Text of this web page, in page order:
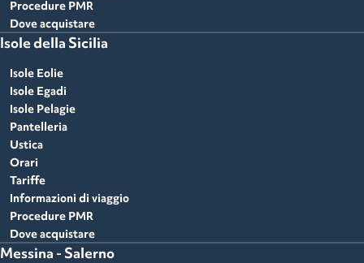
Procedure PMR
Dove acquistare
Isole della Sicilia
Isole Eolie
Isole Egadi
Isole Pelagie
Pantelleria
Ustica
Orari
Tariffe
Informazioni di viaggio
Procedure PMR
Dove acquistare
Messina - Salerno